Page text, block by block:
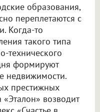
образования,
переплетаются с
Когда-то
такого типа
технического
формируют
недвижимости.
престижных
«Эталон» возводит